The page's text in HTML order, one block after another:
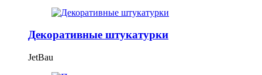
Декоративные штукатурки
JetBau